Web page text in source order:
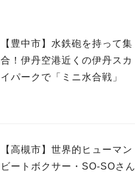
【豊中市】水鉄砲を持って集
合！伊丹空港近くの伊丹スカ
イパークで「ミニ水合戦」
【高槻市】世界的ヒューマン
ビートボクサー・SO-SOさん